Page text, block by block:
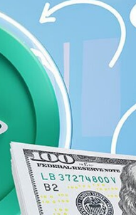
و اقتصادی
به کربلا